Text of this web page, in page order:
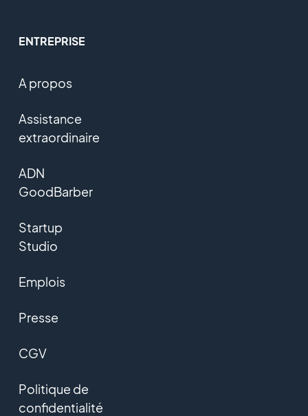
ENTREPRISE
A propos
Assistance
extraordinaire
ADN
GoodBarber
Startup
Studio
Emplois
Presse
CGV
Politique de
confidentialité